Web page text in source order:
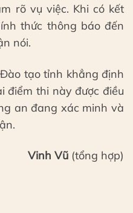
rõ vụ việc. Khi có kết
thức thông báo đến
nói.
tạo tỉnh khẳng định
điểm thi này được điều
an đang xác minh và
Vinh Vũ (tổng hợp)